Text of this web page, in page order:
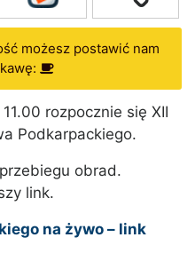
możesz postawić nam
rozpocznie się XII
Podkarpackiego.
obrad.
link.
na żywo – link